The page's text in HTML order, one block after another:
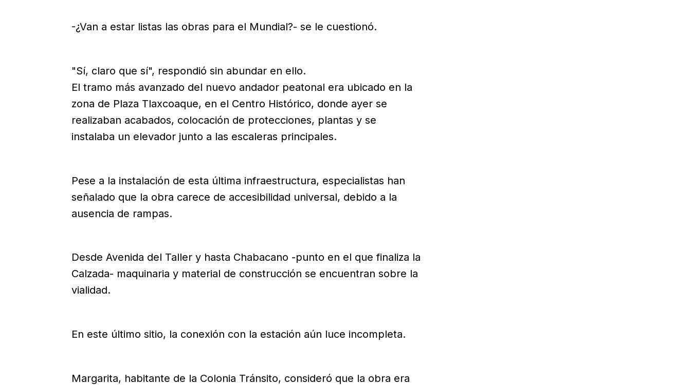
-¿Van a estar listas las obras para el Mundial?- se le cuestionó.
"Sí, claro que sí", respondió sin abundar en ello.
El tramo más avanzado del nuevo andador peatonal era ubicado en la
zona de Plaza Tlaxcoaque, en el Centro Histórico, donde ayer se
realizaban acabados, colocación de protecciones, plantas y se
instalaba un elevador junto a las escaleras principales.
Pese a la instalación de esta última infraestructura, especialistas han
señalado que la obra carece de accesibilidad universal, debido a la
ausencia de rampas.
Desde Avenida del Taller y hasta Chabacano -punto en el que finaliza la
Calzada- maquinaria y material de construcción se encuentran sobre la
vialidad.
En este último sitio, la conexión con la estación aún luce incompleta.
Margarita, habitante de la Colonia Tránsito, consideró que la obra era